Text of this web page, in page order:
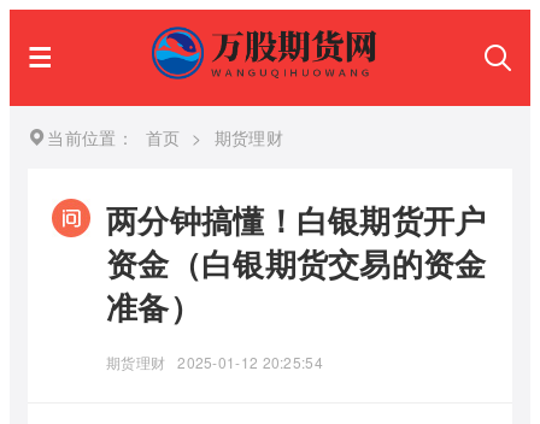
当前位置： 首页 > 期货理财
两分钟搞懂！白银期货开户
资金（白银期货交易的资金
准备）
期货理财 2025-01-12 20:25:54